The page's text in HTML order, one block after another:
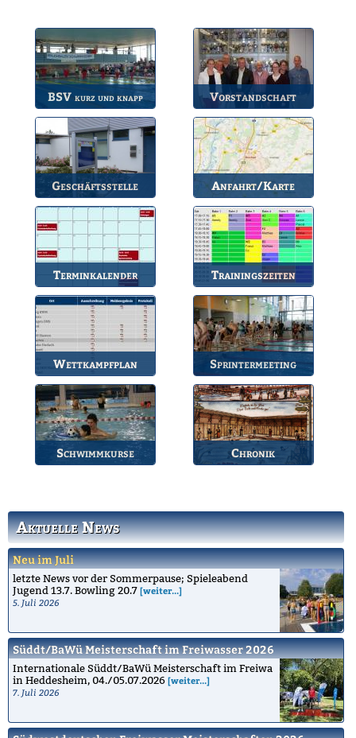
Aktuelle News
Neu im Juli
letzte News vor der Sommerpause; Spieleabend
Jugend 13.7. Bowling 20.7 [weiter...]
5. Juli 2026
Süddt/BaWü Meisterschaft im Freiwasser 2026
Internationale Süddt/BaWü Meisterschaft im Freiwa
in Heddesheim, 04./05.07.2026 [weiter...]
7. Juli 2026
BSV kurz und knapp
Die wichtigsten Infos
zum BSV.
Vorstandschaft
Unsere amtierende
Vorstandschaft.
Geschäftsstelle
Anlaufstelle für alle
Anfahrt/Karte
So können Sie uns
erreichen.
Terminkalender
Die Termine des BSV.
Trainingszeiten
Bahnbelegungen der
Gruppen.
Wettkampfplan
Übersicht der aktuellen
Wettkämpfe.
Sprintermeeting
Jährlicher Wettkampf
des BSV.
Schwimmkurse Chronik